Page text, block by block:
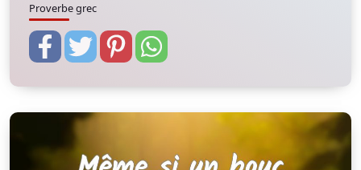
Proverbe grec